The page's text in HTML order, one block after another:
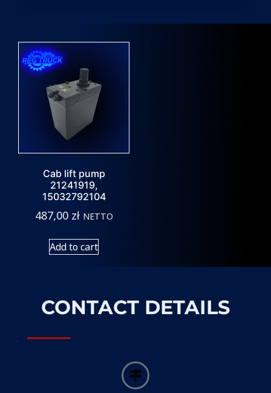
Cab lift pump
21241919,
15032792104
487,00 zł NETTO
Add to cart
CONTACT DETAILS